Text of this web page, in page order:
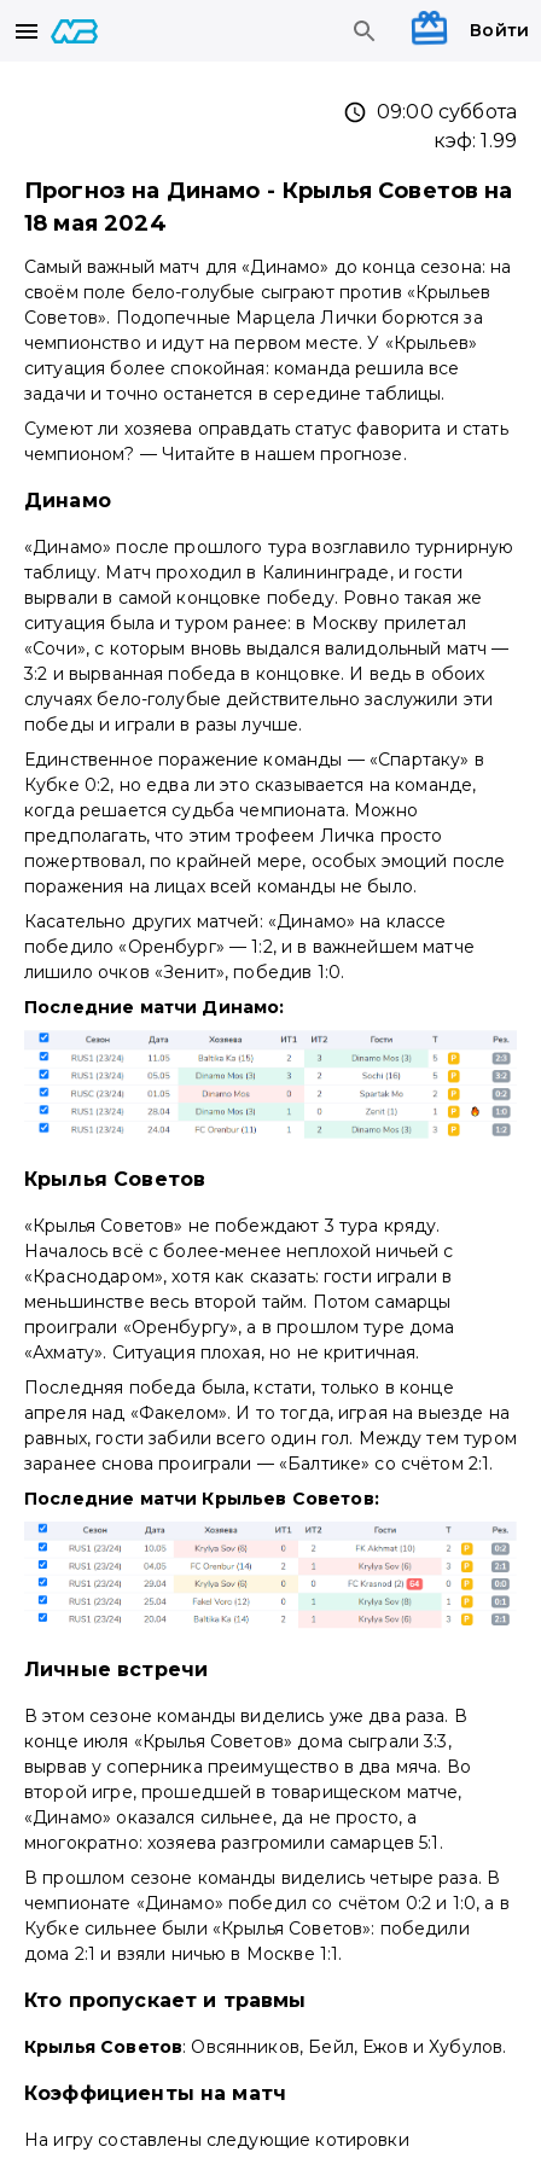
Войти
09:00 суббота
кэф:1.99
Прогноз на Динамо - Крылья Советов на
18 мая 2024
Самый важный матч для «Динамо» до конца сезона: на
своём поле бело-голубые сыграют против «Крыльев
Советов». Подопечные Марцела Лички борются за
чемпионство и идут на первом месте. У «Крыльев»
ситуация более спокойная: команда решила все
задачи и точно останется в середине таблицы.
Сумеют ли хозяева оправдать статус фаворита и стать
чемпионом? — Читайте в нашем прогнозе.
Динамо
«Динамо» после прошлого тура возглавило турнирную
таблицу. Матч проходил в Калининграде, и гости
вырвали в самой концовке победу. Ровно такая же
ситуация была и туром ранее: в Москву прилетал
«Сочи», с которым вновь выдался валидольный матч —
3:2 и вырванная победа в концовке. И ведь в обоих
случаях бело-голубые действительно заслужили эти
победы и играли в разы лучше.
Единственное поражение команды — «Спартаку» в
Кубке 0:2, но едва ли это сказывается на команде,
когда решается судьба чемпионата. Можно
предполагать, что этим трофеем Личка просто
пожертвовал, по крайней мере, особых эмоций после
поражения на лицах всей команды не было.
Касательно других матчей: «Динамо» на классе
победило «Оренбург» — 1:2, и в важнейшем матче
лишило очков «Зенит», победив 1:0.
Последние матчи Динамо:
Крылья Советов
«Крылья Советов» не побеждают 3 тура кряду.
Началось всё с более-менее неплохой ничьей с
«Краснодаром», хотя как сказать: гости играли в
меньшинстве весь второй тайм. Потом самарцы
проиграли «Оренбургу», а в прошлом туре дома
«Ахмату». Ситуация плохая, но не критичная.
Последняя победа была, кстати, только в конце
апреля над «Факелом». И то тогда, играя на выезде на
равных, гости забили всего один гол. Между тем туром
заранее снова проиграли — «Балтике» со счётом 2:1.
Последние матчи Крыльев Советов:
Личные встречи
В этом сезоне команды виделись уже два раза. В
конце июля «Крылья Советов» дома сыграли 3:3,
вырвав у соперника преимущество в два мяча. Во
второй игре, прошедшей в товарищеском матче,
«Динамо» оказался сильнее, да не просто, а
многократно: хозяева разгромили самарцев 5:1.
В прошлом сезоне команды виделись четыре раза. В
чемпионате «Динамо» победил со счётом 0:2 и 1:0, а в
Кубке сильнее были «Крылья Советов»: победили
дома 2:1 и взяли ничью в Москве 1:1.
Кто пропускает и травмы
Крылья Советов: Овсянников, Бейл, Ежов и Хубулов.
Коэффициенты на матч
На игру составлены следующие котировки